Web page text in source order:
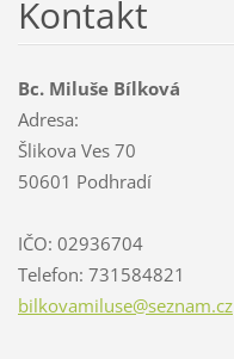
Kontakt
Bc. Miluše Bílková
Adresa:
Šlikova Ves 70
50601 Podhradí
IČO: 02936704
Telefon: 731584821
bilkovamiluse@seznam.cz